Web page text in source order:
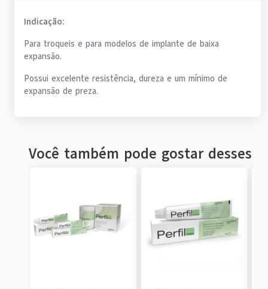
Indicação:
Para troqueis e para modelos de implante de baixa
expansão.
Possui excelente resistência, dureza e um mínimo de
expansão de preza.
Você também pode gostar desses